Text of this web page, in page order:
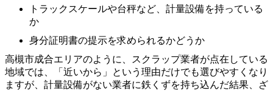
トラックスケールや台秤など、計量設備を持っている
か
身分証明書の提示を求められるかどうか
高槻市成合エリアのように、スクラップ業者が点在している
地域では、「近いから」という理由だけでも選びやすくなり
ますが、計量設備がない業者に鉄くずを持ち込んだ結果、ざ